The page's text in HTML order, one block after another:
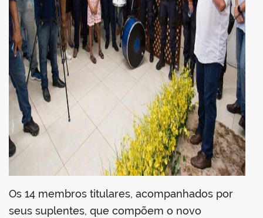
Os 14 membros titulares, acompanhados por
seus suplentes, que compõem o novo